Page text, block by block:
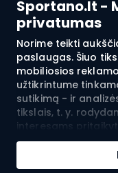
Sportano.lt -
privatumas
Norime teikti
paslaugas. Šiuo
mobiliosios
užtikrintume
sutikimą - ir
tikslais, t. y.
interesams
efektyvumą.
identifikatoriai gali
tiek neasmeninei
Klientų
Reglamentai
Apie mus